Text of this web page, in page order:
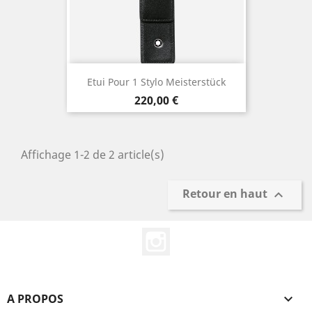
Etui Pour 1 Stylo Meisterstück
Prix
220,00 €
Affichage 1-2 de 2 article(s)
Retour en haut 
A PROPOS 